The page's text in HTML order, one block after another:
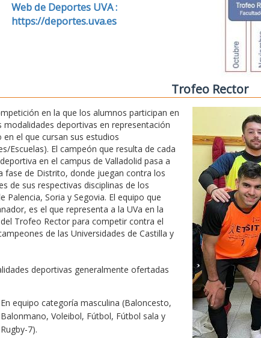
Web de Deportes UVA :
https://deportes.uva.es
Trofeo Rector
en la que los alumnos participan en
modalidades deportivas en representación
en el que cursan sus estudios
Escuelas). El campeón que resulta de cada
en el campus de Valladolid pasa a
fase de Distrito, donde juegan contra los
de sus respectivas disciplinas de los
Palencia, Soria y Segovia. El equipo que
es el que representa a la UVa en la
Trofeo Rector para competir contra el
de las Universidades de Castilla y
deportivas generalmente ofertadas
En equipo categoría masculina (Baloncesto,
Balonmano, Voleibol, Fútbol, Fútbol sala y
Rugby-7).